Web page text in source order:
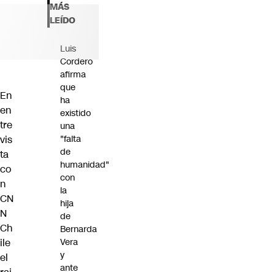
En
en
tre
vis
ta
co
n
CN
N
Ch
ile
el
MÁS
LEÍDO
Luis
Cordero
afirma
que
ha
existido
una
"falta
de
humanidad"
con
la
hija
de
Bernarda
Vera
y
ante